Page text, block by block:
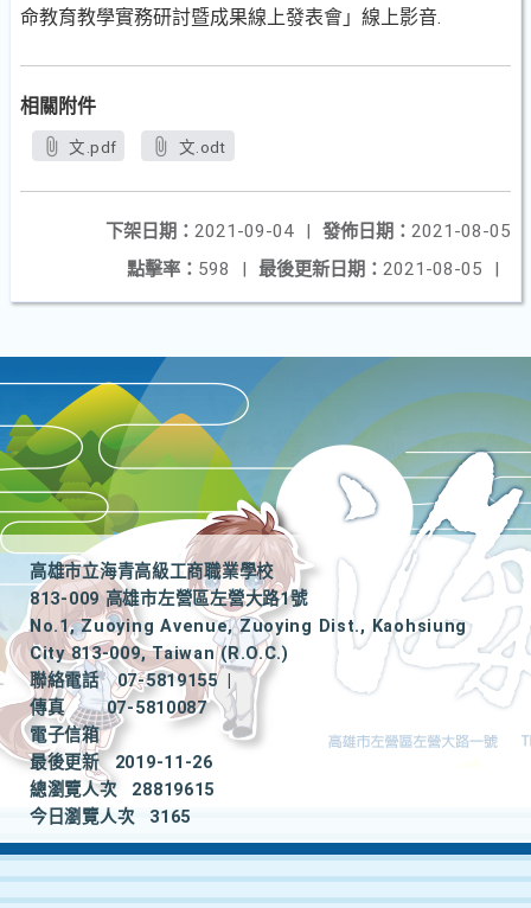
命教育教學實務研討暨成果線上發表會」線上影音.
相關附件
文.pdf 文.odt
發佈日期： 2021-08-05
下架日期： 2021-09-04
|
最後更新日期： 2021-08-05 |
點擊率： 598 |
高雄市立海青高級工商職業學校
813-009 高雄市左營區左營大路1號
No.1, Zuoying Avenue, Zuoying Dist., Kaohsiung
City 813-009, Taiwan (R.O.C.)
聯絡電話
07-5819155
|
傳真
07-5810087
電子信箱
最後更新
2019-11-26
總瀏覽人次
28819615
今日瀏覽人次
3165